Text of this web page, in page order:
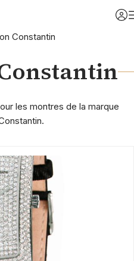
Constantin
les montres de la marque